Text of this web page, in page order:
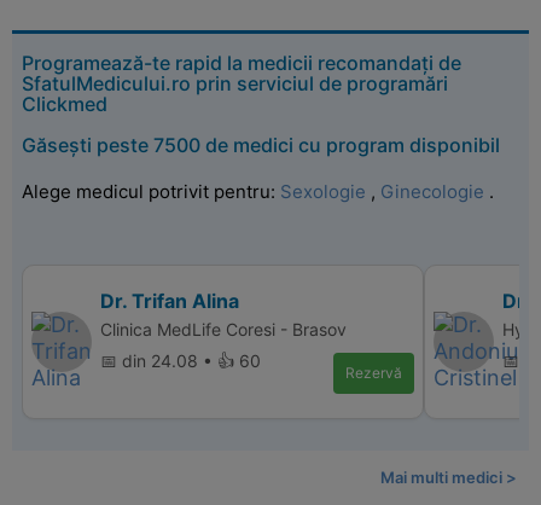
Programează-te rapid la medicii recomandați de
SfatulMedicului.ro prin serviciul de programări
Clickmed
Găsești peste 7500 de medici cu program disponibil
Alege medicul potrivit pentru: Sexologie , Ginecologie .
Dr. Trifan Alina
Clinica MedLife Coresi - Brasov
📅 din 24.08 • 👍 60
Rezervă
Dr.
📅
Mai multi medici >